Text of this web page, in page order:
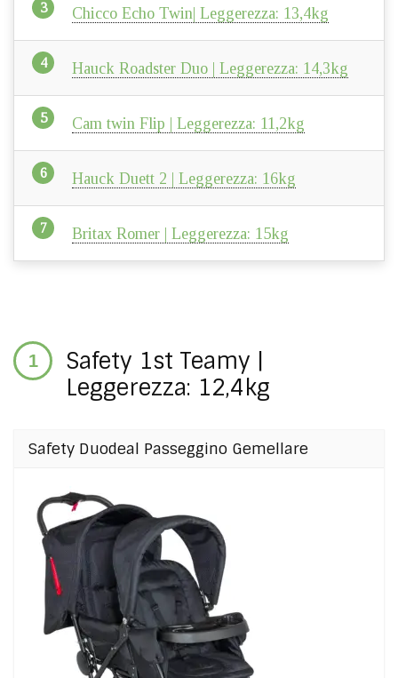
Chicco Echo Twin| Leggerezza: 13,4kg
Hauck Roadster Duo | Leggerezza: 14,3kg
Cam twin Flip | Leggerezza: 11,2kg
Hauck Duett 2 | Leggerezza: 16kg
Britax Romer | Leggerezza: 15kg
Safety 1st Teamy |
Leggerezza: 12,4kg
Safety Duodeal Passeggino Gemellare